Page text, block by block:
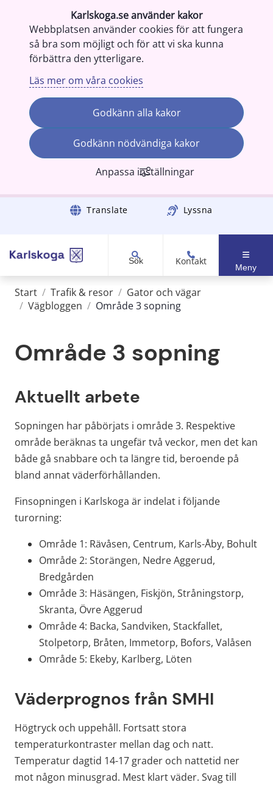
Karlskoga.se använder kakor
Webbplatsen använder cookies för att fungera
så bra som möjligt och för att vi ska kunna
förbättra den ytterligare.
Läs mer om våra cookies
Godkänn alla kakor
Godkänn nödvändiga kakor
Anpassa inställningar
Gå till innehåll Translate Lyssna
Sök Kontakt
Meny
Start / Trafik & resor / Gator och vägar
/ Vägbloggen / Område 3 sopning
Område 3 sopning
Aktuellt arbete
Sopningen har påbörjats i område 3. Respektive
område beräknas ta ungefär två veckor, men det kan
både gå snabbare och ta längre tid, beroende på
bland annat väderförhållanden.
Finsopningen i Karlskoga är indelat i följande
turorning:
Område 1: Rävåsen, Centrum, Karls-Åby, Bohult
Område 2: Storängen, Nedre Aggerud,
Bredgården
Område 3: Häsängen, Fiskjön, Stråningstorp,
Skranta, Övre Aggerud
Område 4: Backa, Sandviken, Stackfallet,
Stolpetorp, Bråten, Immetorp, Bofors, Valåsen
Område 5: Ekeby, Karlberg, Löten
Väderprognos från SMHI
Högtryck och uppehåll. Fortsatt stora
temperaturkontraster mellan dag och natt.
Temperatur dagtid 14-17 grader och nattetid ner
mot någon minusgrad. Mest klart väder. Svag till